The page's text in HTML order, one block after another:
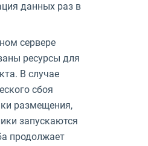
данных раз в
сервере
ресурсы для
В случае
сбоя
размещения,
запускаются
продолжает